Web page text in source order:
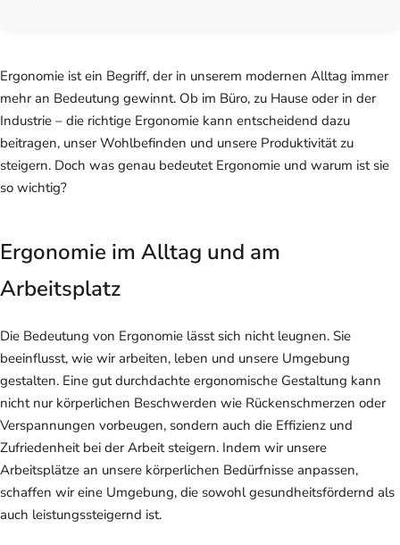
Ergonomie ist ein Begriff, der in unserem modernen Alltag immer
mehr an Bedeutung gewinnt. Ob im Büro, zu Hause oder in der
Industrie – die richtige Ergonomie kann entscheidend dazu
beitragen, unser Wohlbefinden und unsere Produktivität zu
steigern. Doch was genau bedeutet Ergonomie und warum ist sie
so wichtig?
Ergonomie im Alltag und am
Arbeitsplatz
Die Bedeutung von Ergonomie lässt sich nicht leugnen. Sie
beeinflusst, wie wir arbeiten, leben und unsere Umgebung
gestalten. Eine gut durchdachte ergonomische Gestaltung kann
nicht nur körperlichen Beschwerden wie Rückenschmerzen oder
Verspannungen vorbeugen, sondern auch die Effizienz und
Zufriedenheit bei der Arbeit steigern. Indem wir unsere
Arbeitsplätze an unsere körperlichen Bedürfnisse anpassen,
schaffen wir eine Umgebung, die sowohl gesundheitsfördernd als
auch leistungssteigernd ist.